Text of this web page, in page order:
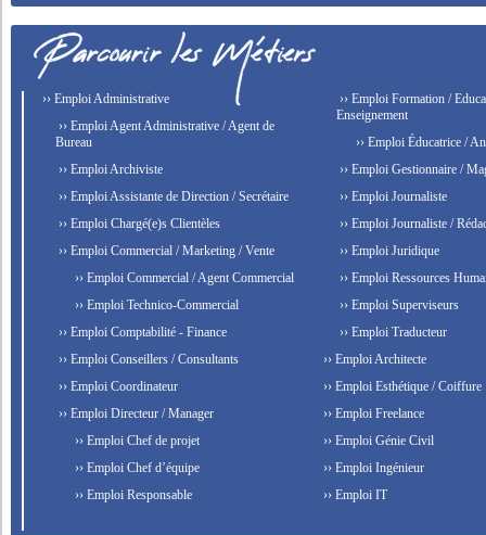
›› Emploi Administrative
›› Emploi Agent Administrative / Agent de
Bureau
›› Emploi Archiviste
›› Emploi Assistante de Direction / Secrétaire
›› Emploi Chargé(e)s Clientèles
›› Emploi Commercial / Marketing / Vente
›› Emploi Commercial / Agent Commercial
›› Emploi Technico-Commercial
›› Emploi Comptabilité - Finance
›› Emploi Conseillers / Consultants
›› Emploi Coordinateur
›› Emploi Directeur / Manager
›› Emploi Chef de projet
›› Emploi Chef d’équipe
›› Emploi Responsable
›› Emploi Formation /
Enseignement
›› Emploi Éducatrice /
›› Emploi Gestionnaire /
›› Emploi Journaliste
›› Emploi Journaliste /
›› Emploi Juridique
›› Emploi Ressources
›› Emploi Superviseurs
›› Emploi Traducteur
›› Emploi Architecte
›› Emploi Esthétique / Coiffure
›› Emploi Freelance
›› Emploi Génie Civil
›› Emploi Ingénieur
›› Emploi IT